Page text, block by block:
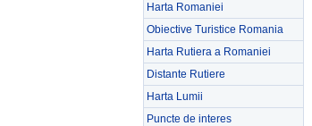
Harta Romaniei
Obiective Turistice Romania
Harta Rutiera a Romaniei
Distante Rutiere
Harta Lumii
Puncte de interes